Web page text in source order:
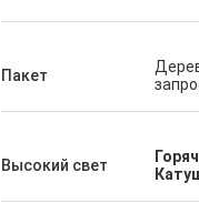
Пакет
Высокий свет